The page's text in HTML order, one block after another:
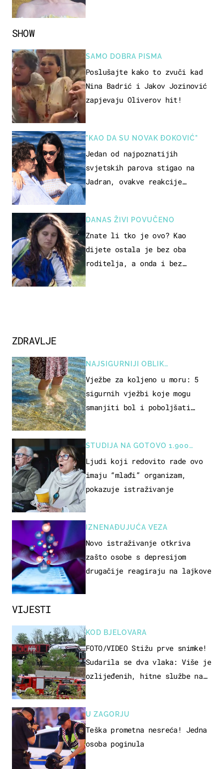
VIJESTI
KOD BJELOVARA
FOTO/VIDEO Stižu prve snimke!
Sudarila se dva vlaka: Više je
ozlijeđenih, hitne službe na
U ZAGORJU
Teška prometna nesreća! Jedna
osoba poginula
SHOW
SAMO DOBRA PISMA
Poslušajte kako to zvuči kad
Nina Badrić i Jakov Jozinović
zapjevaju Oliverov hit!
"KAO DA SU NOVAK ĐOKOVIĆ"
Jedan od najpoznatijih
svjetskih parova stigao na
Jadran, ovakve reakcije
DANAS ŽIVI POVUČENO
Znate li tko je ovo? Kao
dijete ostala je bez oba
roditelja, a onda i bez
ZDRAVLJE
NAJSIGURNIJI OBLIK
REKREACIJE
Vježbe za koljeno u moru: 5
sigurnih vježbi koje mogu
smanjiti bol i poboljšati
STUDIJA NA GOTOVO 1.900
OSOBA
Ljudi koji redovito rade ovo
imaju “mlađi” organizam,
pokazuje istraživanje
IZNENAĐUJUĆA VEZA
Novo istraživanje otkriva
zašto osobe s depresijom
drugačije reagiraju na lajkove